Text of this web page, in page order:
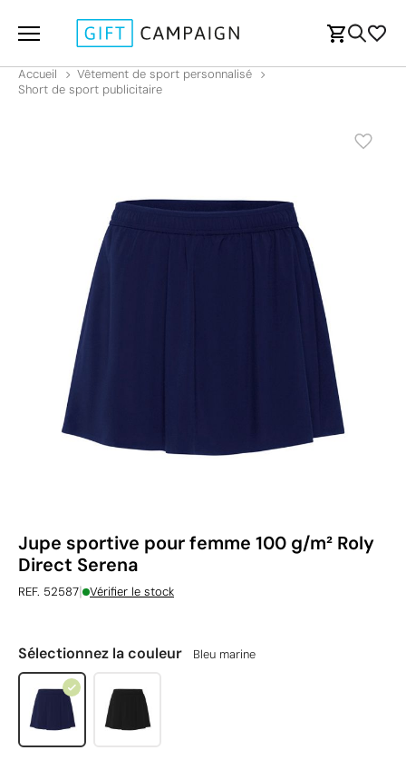
Accueil
Vêtement de sport personnalisé
Short de sport publicitaire
Jupe sportive pour femme 100 g/m² Roly
Direct Serena
REF. 52587| Vérifier le stock
Sélectionnez la couleur Bleu marine